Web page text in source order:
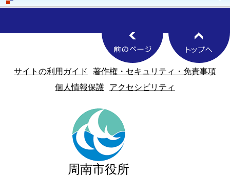
サイトの利用ガイド
著作権・セキュリティ・免責事項
個人情報保護
アクセシビリティ
周南市役所